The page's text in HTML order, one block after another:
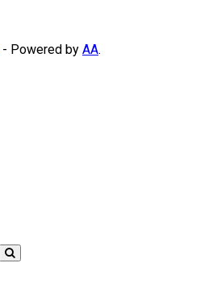
- Powered by AA.